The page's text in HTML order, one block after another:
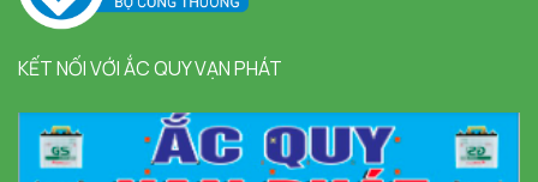
KẾT NỐI VỚI ẮC QUY VẠN PHÁT